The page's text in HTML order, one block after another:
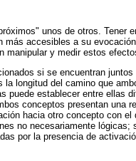
unos de otros. Tener
más accesibles a su
manipular y medir estos
si se encuentran juntos
longitud del camino que
puede establecer entre ellas
conceptos presentan una
hacia otro concepto con el
no necesariamente lógicas;
por la presencia de